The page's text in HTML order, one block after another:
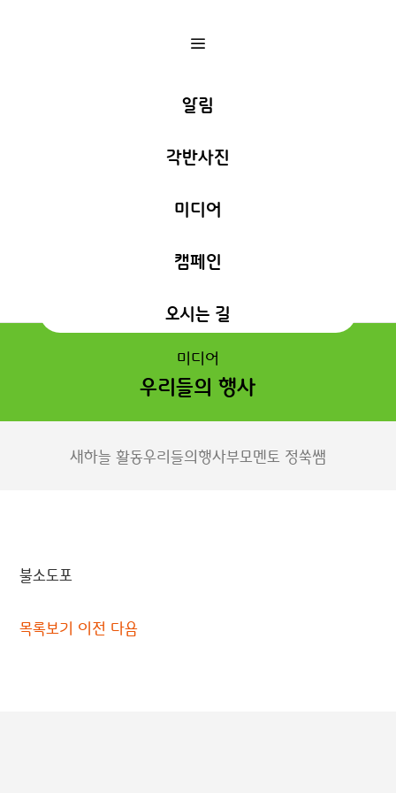
a
알림
각반사진
미디어
캠페인
오시는 길
미디어
우리들의 행사
새하늘 활동우리들의행사부모멘토 정쑥쌤
불소도포
목록보기 이전 다음